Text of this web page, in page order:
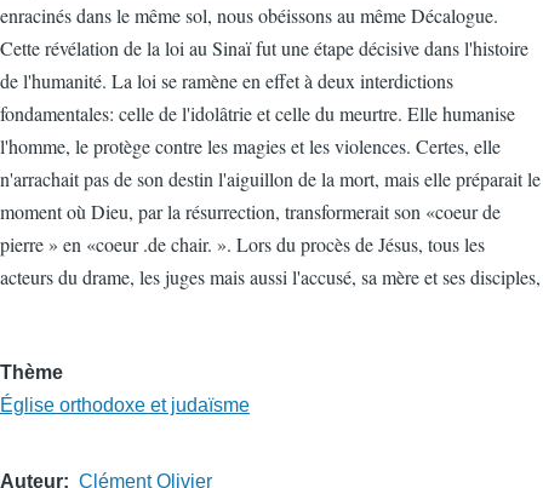
enracinés dans le même sol, nous obéissons au même Décalogue.
Cette révélation de la loi au Sinaï fut une étape décisive dans l'histoire
de l'humanité. La loi se ramène en effet à deux interdictions
fondamentales: celle de l'idolâtrie et celle du meurtre. Elle humanise
l'homme, le protège contre les magies et les violences. Certes, elle
n'arrachait pas de son destin l'aiguillon de la mort, mais elle préparait le
moment où Dieu, par la résurrection, transformerait son «coeur de
pierre » en «coeur .de chair. ». Lors du procès de Jésus, tous les
acteurs du drame, les juges mais aussi l'accusé, sa mère et ses disciples,
Thème
Église orthodoxe et judaïsme
Auteur Clément Olivier